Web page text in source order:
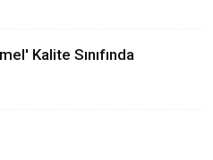
Kalite Sınıfında